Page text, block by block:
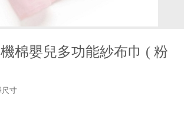
棉嬰兒多功能紗布巾 (粉
尺寸